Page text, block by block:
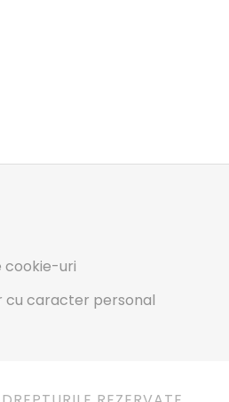
cookie-uri
cu caracter personal